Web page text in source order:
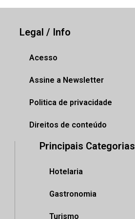
Legal / Info
Acesso
Assine a Newsletter
Politica de privacidade
Direitos de conteúdo
Principais Categorias
Hotelaria
Gastronomia
Turismo